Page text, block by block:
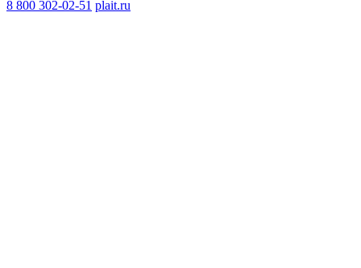
8 800 302-02-51 plait.ru